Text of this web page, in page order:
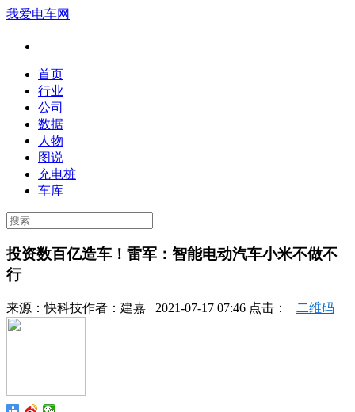
我爱电车网
首页
行业
公司
数据
人物
图说
充电桩
车库
投资数百亿造车！雷军：智能电动汽车小米不做不
行
来源：快科技作者： 建嘉 2021-07-17 07:46 点击： 二维码